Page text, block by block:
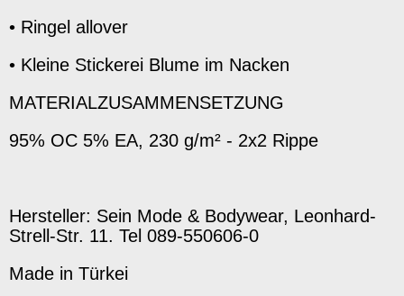
• Ringel allover
• Kleine Stickerei Blume im Nacken
MATERIALZUSAMMENSETZUNG
95% OC 5% EA, 230 g/m² - 2x2 Rippe
Hersteller: Sein Mode & Bodywear, Leonhard-
Strell-Str. 11. Tel 089-550606-0
Made in Türkei